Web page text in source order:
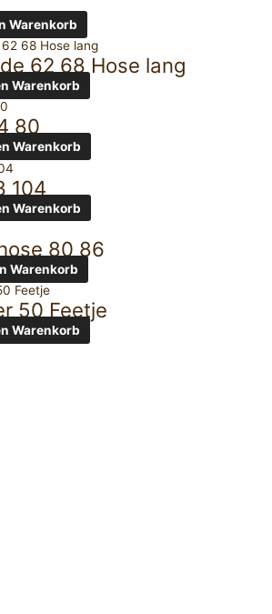
Warenkorb
62 68 Hose lang
Warenkorb
80
Warenkorb
104
Warenkorb
80 86
Warenkorb
50 Feetje
Warenkorb